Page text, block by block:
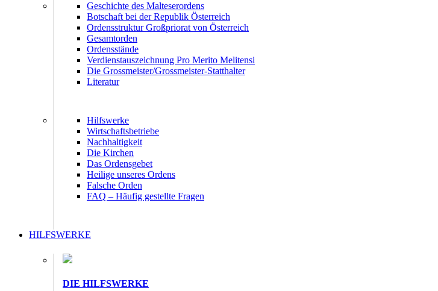
Geschichte des Malteserordens
Botschaft bei der Republik Österreich
Ordensstruktur Großpriorat von Österreich
Gesamtorden
Ordensstände
Verdienstauszeichnung Pro Merito Melitensi
Die Grossmeister/Grossmeister-Statthalter
Literatur
Hilfswerke
Wirtschaftsbetriebe
Nachhaltigkeit
Die Kirchen
Das Ordensgebet
Heilige unseres Ordens
Falsche Orden
FAQ – Häufig gestellte Fragen
HILFSWERKE
DIE HILFSWERKE